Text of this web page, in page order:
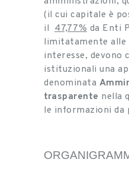
(il cui capitale è
il 47,77% da Enti
limitatamente
interesse, devono
istituzionali una
denominata
trasparente nella
le informazioni da